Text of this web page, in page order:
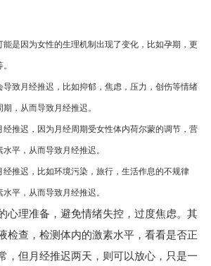
是因为女性的生理机制出现了变化，比如孕期，更
致月经推迟，比如抑郁，焦虑，压力，创伤等情绪
，从而导致月经推迟。
推迟，因为月经周期受女性体内荷尔蒙的调节，营
平，从而导致月经推迟。
推迟，比如环境污染，旅行，生活作息的不规律
平，从而导致月经推迟。
心理准备，避免情绪失控，过度焦虑。其
检查，检测体内的激素水平，看看是否正
，但月经推迟两天，则可以放心，只是一